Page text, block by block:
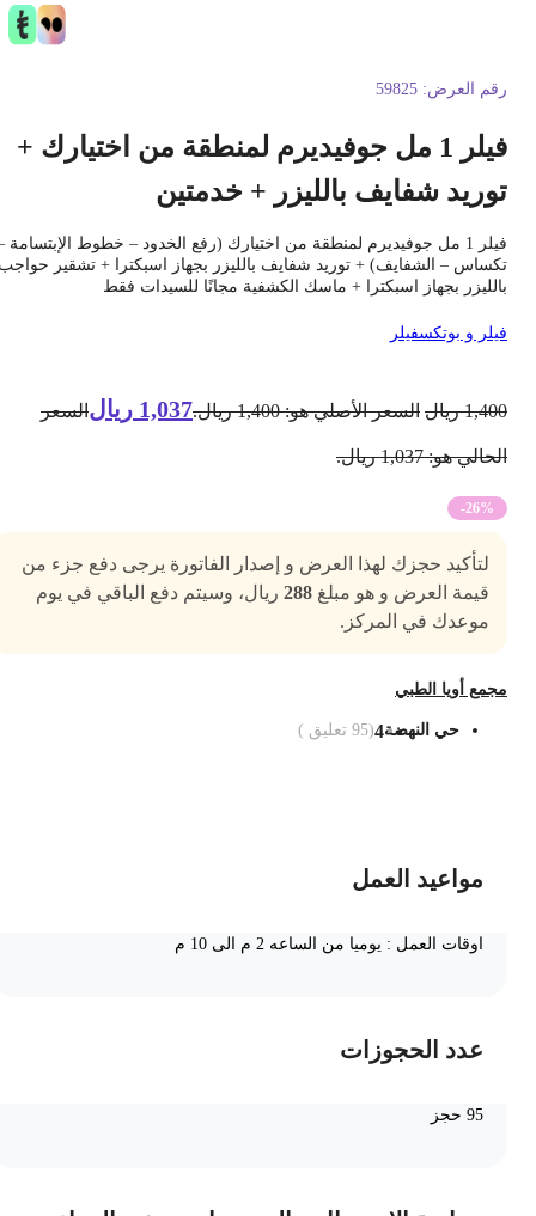
العرض: 59825
فيلر 1 مل جوفيديرم لمنطقة من اختيارك +
شفايف بالليزر + خدمتين
فيلر 1 مل جوفيديرم لمنطقة من اختيارك (رفع الخدود – خطوط الإبتسامة –
– الشفايف) + توريد شفايف بالليزر بجهاز اسبكترا + تشقير حواجب
بجهاز اسبكترا + ماسك الكشفية مجانًا للسيدات فقط
و بوتكسفيلر
ريال السعر الأصلي هو: 1,400 ريال. 1,037 ريال السعر
هو: 1,037 ريال.
-26%
لتأكيد حجزك لهذا العرض و إصدار الفاتورة يرجى دفع جزء من
قيمة العرض و هو مبلغ288 ريال، وسيتم دفع الباقي في يوم
موعدك في المركز.
أويا الطبي
حي النهضة4
(
95تعليق )
مواعيد العمل
اوقات العمل : يوميا من الساعه 2 م الى 10 م
عدد الحجوزات